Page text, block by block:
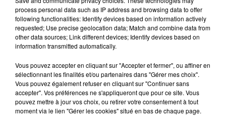
ET SI ON EN PARLAIT ? LES ANNONCES DU
GOUVERNEMENT EN MATIÈRE D'IMMIGRATION
Radio Orient
ET SI ON EN PARLAIT?
Jeudi 14 novembre 2019 à 19 h et 23 h « Et si on en parlait
? » Emission présentée parAlexis Bachelaysur le thème
del’immigration, avec une série de mesures
controversées qui ont été annoncées par le
process personal data such as IP address and browsing data to offer
following functionalities: Identify devices based on information actively
requested; Use precise geolocation data; Match and combine data from
other data sources; Link different devices; Identify devices based on
information transmitted automatically.
Vous pouvez accepter en cliquant sur "Accepter et fermer", ou affiner en
sélectionnant les finalités et/ou partenaires dans "Gérer mes choix".
Vous pouvez également refuser en cliquant sur "Continuer sans
accepter". Vos préférences ne s'appliqueront que pour ce site. Vous
pouvez mettre à jour vos choix, ou retirer votre consentement à tout
moment via le lien "Gérer les cookies" situé en bas de chaque page.